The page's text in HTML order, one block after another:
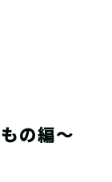
の編〜